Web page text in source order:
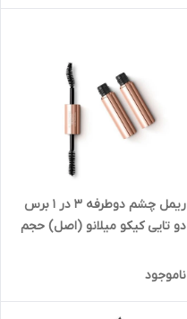
ریمل چشم دوطرفه 3 در 1 برس
دو تایی کیکو میلانو (اصل) حجم
milano blossoming beauty 3-
ناموجود